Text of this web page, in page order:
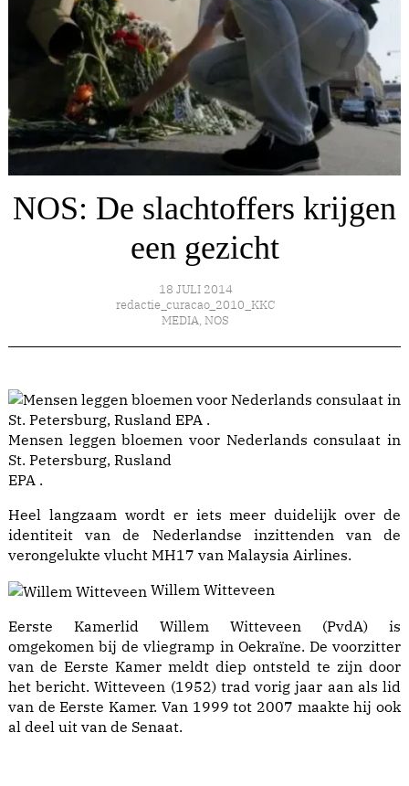
NOS: De slachtoffers krijgen
een gezicht
18 JULI 2014
redactie_curacao_2010_KKC
MEDIA, NOS
Mensen leggen bloemen voor Nederlands consulaat in
St. Petersburg, Rusland
EPA .
Heel langzaam wordt er iets meer duidelijk over de
identiteit van de Nederlandse inzittenden van de
verongelukte vlucht MH17 van Malaysia Airlines.
Willem Witteveen
Eerste Kamerlid Willem Witteveen (PvdA) is
omgekomen bij de vliegramp in Oekraïne. De voorzitter
van de Eerste Kamer meldt diep ontsteld te zijn door
het bericht. Witteveen (1952) trad vorig jaar aan als lid
van de Eerste Kamer. Van 1999 tot 2007 maakte hij ook
al deel uit van de Senaat.